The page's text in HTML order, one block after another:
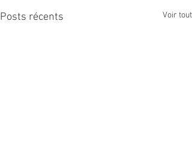
Posts récents Voir tout